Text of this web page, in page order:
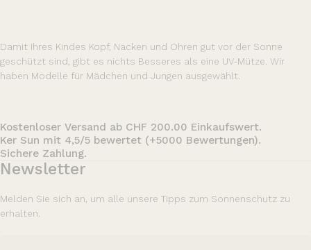
Damit Ihres Kindes Kopf, Nacken und Ohren gut vor der Sonne
geschützt sind, gibt es nichts Besseres als eine UV-Mütze. Wir
haben Modelle für Mädchen und Jungen ausgewählt.
Kostenloser Versand ab CHF 200.00 Einkaufswert.
Ker Sun mit 4,5/5 bewertet (+5000 Bewertungen).
Sichere Zahlung.
Newsletter
Melden Sie sich an, um alle unsere Tipps zum Sonnenschutz zu
erhalten.